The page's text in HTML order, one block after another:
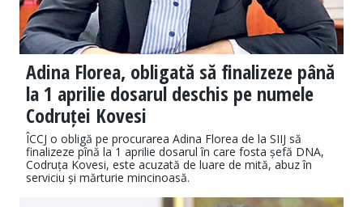
Adina Florea, obligată să finalizeze până
la 1 aprilie dosarul deschis pe numele
Codruței Kovesi
ÎCCJ o obligă pe procurarea Adina Florea de la SIIJ să
finalizeze pînă la 1 aprilie dosarul în care fosta șefă DNA,
Codruța Kovesi, este acuzată de luare de mită, abuz în
serviciu și mărturie mincinoasă.